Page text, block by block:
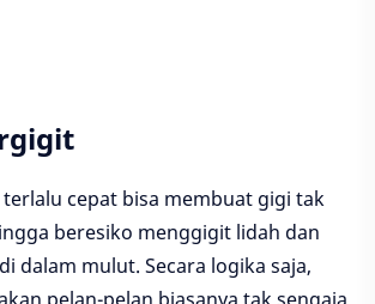
cepat bisa membuat gigi tak
beresiko menggigit lidah dan
dalam mulut. Secara logika saja,